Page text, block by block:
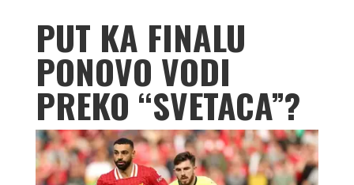
PUT KA FINALU
PONOVO VODI
PREKO “SVETACA”?